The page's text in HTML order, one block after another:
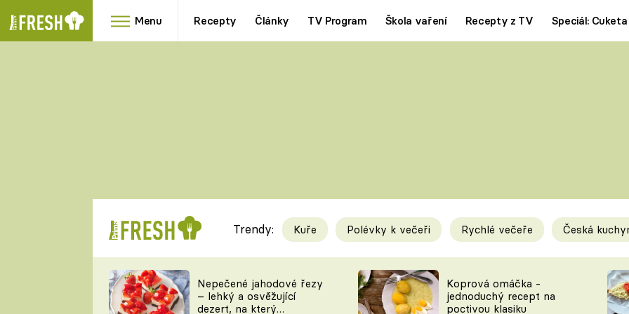
Menu Recepty Články TV Program Škola vaření Recepty z TV Speciál: Cuketa
RYCHLOVKY
Videorecepty
TEĎ VAŘÍ ŠÉF!
Tipy a triky
KAM ZA JÍDLEM
Trendy: Kuře Polévky k večeři Rychlé večeře Česká
Nepečené jahodové řezy
– lehký a osvěžující
dezert, na který
Koprová omáčka -
jednoduchý recept na
poctivou klasiku